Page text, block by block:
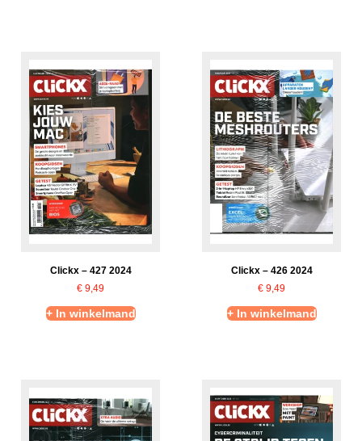
Clickx – 427 2024
€ 9,49
+ In winkelmand
Clickx – 426 2024
€ 9,49
+ In winkelmand